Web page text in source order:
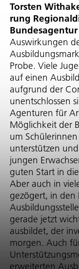
Torsten
rung
Auswirkungen
Probe. Viele
auf einen
aufgrund der
unentschlossen
Agenturen für
Möglichkeit der
um
unterstützen
jungen
guten Start in
Aber auch in
gezögert, in den
gerade jetzt
ausbildet, der
morgen. Auch
erweiterten